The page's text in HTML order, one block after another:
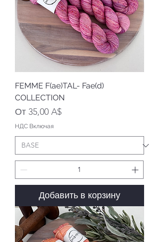
FEMME F(ae)TAL- Fae(d)
COLLECTION
От 35,00 A$
Цена со скидкой
НДС Включая
Добавить в корзину